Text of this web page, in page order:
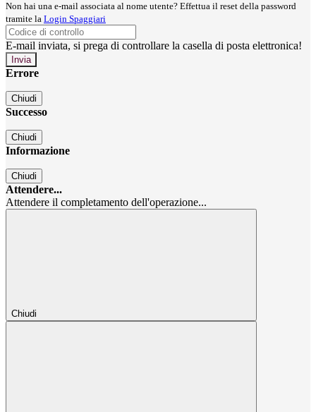
Non hai una e-mail associata al nome utente? Effettua il reset della password
tramite la Login Spaggiari
E-mail inviata, si prega di controllare la casella di posta elettronica!
Errore
Chiudi
Successo
Chiudi
Informazione
Chiudi
Attendere...
Attendere il completamento dell'operazione...
Chiudi